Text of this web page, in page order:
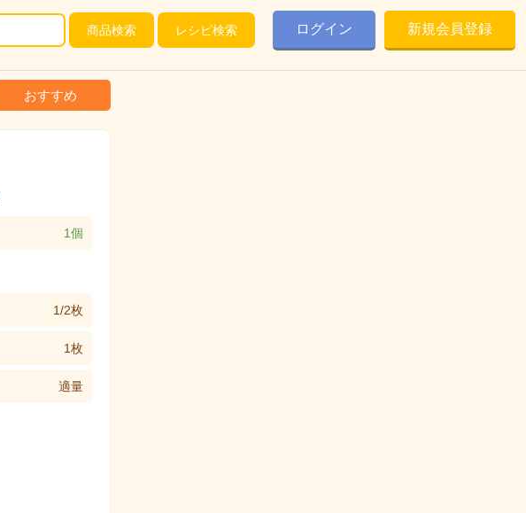
商品検索 レシピ検索 ログイン 新規会員登録
おすすめ
1個
1/2枚
1枚
適量